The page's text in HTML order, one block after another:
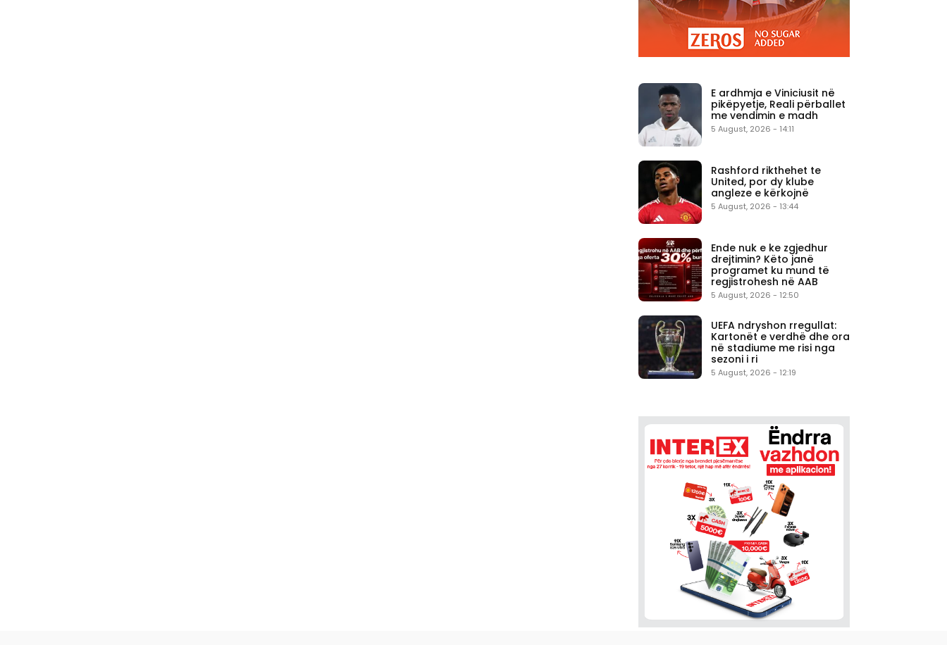
E ardhmja e Viniciusit në
pikëpyetje, Reali përballet
me vendimin e madh
5 August, 2026 - 14:11
Rashford rikthehet te
United, por dy klube
angleze e kërkojnë
5 August, 2026 - 13:44
Ende nuk e ke zgjedhur
drejtimin? Këto janë
programet ku mund të
regjistrohesh në AAB
5 August, 2026 - 12:50
UEFA ndryshon rregullat:
Kartonët e verdhë dhe ora
në stadiume me risi nga
sezoni i ri
5 August, 2026 - 12:19